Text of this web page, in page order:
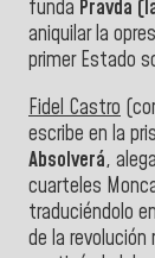
funda Pravda
aniquilar la
primer Estado
Fidel Castro
escribe en la
Absolverá,
cuarteles
traduciéndolo
de la